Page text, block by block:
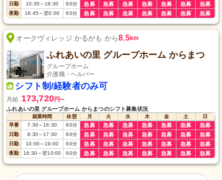
日勤 10:30～19:30 60分 急募 急募 急募 急募 急募 急募 急募
夜勤 16:45 ～翌0:00 60分 急募 急募 急募 急募 急募 急募 急募
オークヴィレッジ かるがも から8.5km
ふれあいの里 グループホーム からまつ
グループホーム
介護職・ヘルパー
シフト制/経験者のみ可
月給 173,720円〜
ふれあいの里 グループホーム からまつのシフト募集状況
就業時間 休憩 月 火 水 木 金 土
日
早番
7:30～16:30 60分 急募 急募 急募 急募 急募 急募 急募
日勤 8:30～17:30 60分 急募 急募 急募 急募 急募 急募 急募
日勤 10:00～19:00 60分 急募 急募 急募 急募 急募 急募 急募
夜勤 16:30～翌10:00 90分 急募 急募 急募 急募 急募 急募 急募